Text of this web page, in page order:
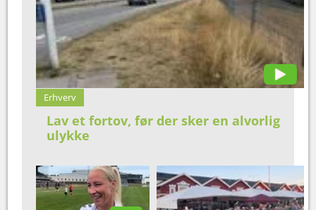
Erhverv
Lav et fortov, før der sker en alvorlig
ulykke